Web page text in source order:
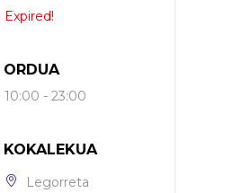
Expired!
ORDUA
10:00 - 23:00
KOKALEKUA
Legorreta